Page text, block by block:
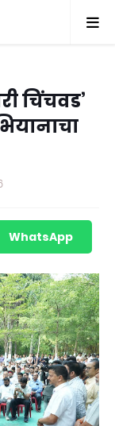
चिंचवड’
WhatsApp